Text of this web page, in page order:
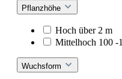
Pflanzhöhe
Hoch über 2 m
Mittelhoch 100 -
Wuchsform